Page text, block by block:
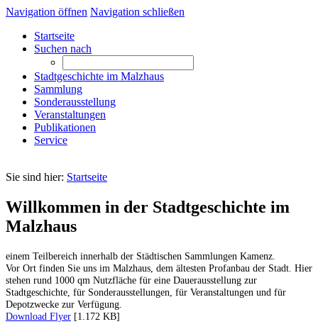
Navigation öffnen Navigation schließen
Startseite
Suchen nach
Stadtgeschichte im Malzhaus
Sammlung
Sonderausstellung
Veranstaltungen
Publikationen
Service
Sie sind hier: Startseite
Willkommen in der Stadtgeschichte im
Malzhaus
einem Teilbereich innerhalb der Städtischen Sammlungen Kamenz.
Vor Ort finden Sie uns im Malzhaus, dem ältesten Profanbau der Stadt. Hier
stehen rund 1000 qm Nutzfläche für eine Dauerausstellung zur
Stadtgeschichte, für Sonderausstellungen, für Veranstaltungen und für
Depotzwecke zur Verfügung.
Download Flyer [1.172 KB]